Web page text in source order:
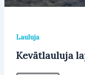
Lauluja
Kevätlauluja